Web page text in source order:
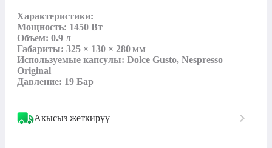
Характеристики:
Мощность: 1450 Вт
Объем: 0.9 л
Габариты: 325 × 130 × 280 мм
Используемые капсулы: Dolce Gusto, Nespresso
Original
Давление: 19 Бар
Акысыз жеткирүү